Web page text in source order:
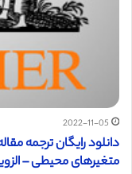
2022-11-05
دانلود رایگان ترجمه
متغیرهای محیطی – الزویر